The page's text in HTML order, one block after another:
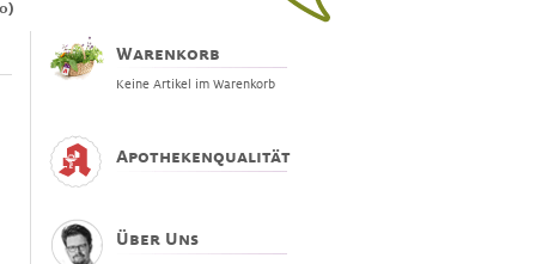
Warenkorb
Keine Artikel im Warenkorb
Apothekenqualität
Über Uns